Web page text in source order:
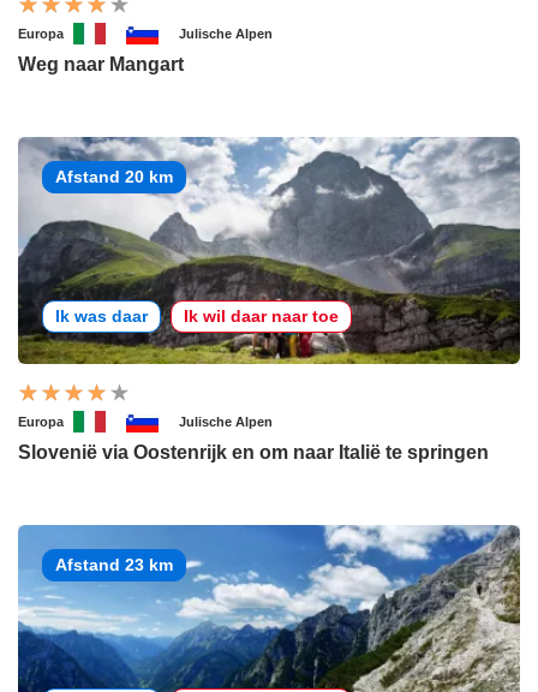
Europa Julische Alpen
Weg naar Mangart
Afstand 20 km
Ik was daar Ik wil daar naar toe
Europa Julische Alpen
Slovenië via Oostenrijk en om naar Italië te springen
Afstand 23 km